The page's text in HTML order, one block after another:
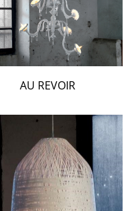
AU REVOIR